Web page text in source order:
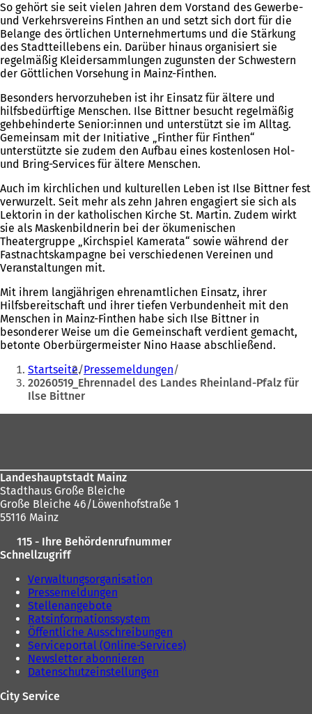
So gehört sie seit vielen Jahren dem Vorstand des Gewerbe-
und Verkehrsvereins Finthen an und setzt sich dort für die
Belange des örtlichen Unternehmertums und die Stärkung
des Stadtteillebens ein. Darüber hinaus organisiert sie
regelmäßig Kleidersammlungen zugunsten der Schwestern
der Göttlichen Vorsehung in Mainz-Finthen.
Besonders hervorzuheben ist ihr Einsatz für ältere und
hilfsbedürftige Menschen. Ilse Bittner besucht regelmäßig
gehbehinderte Senior:innen und unterstützt sie im Alltag.
Gemeinsam mit der Initiative „Finther für Finthen“
unterstützte sie zudem den Aufbau eines kostenlosen Hol-
und Bring-Services für ältere Menschen.
Auch im kirchlichen und kulturellen Leben ist Ilse Bittner fest
verwurzelt. Seit mehr als zehn Jahren engagiert sie sich als
Lektorin in der katholischen Kirche St. Martin. Zudem wirkt
sie als Maskenbildnerin bei der ökumenischen
Theatergruppe „Kirchspiel Kamerata“ sowie während der
Fastnachtskampagne bei verschiedenen Vereinen und
Veranstaltungen mit.
Mit ihrem langjährigen ehrenamtlichen Einsatz, ihrer
Hilfsbereitschaft und ihrer tiefen Verbundenheit mit den
Menschen in Mainz-Finthen habe sich Ilse Bittner in
besonderer Weise um die Gemeinschaft verdient gemacht,
betonte Oberbürgermeister Nino Haase abschließend.
Sie
befinden
sich
hier:
Startseite Pressemeldungen
20260519_Ehrennadel des Landes Rheinland-Pfalz für
Ilse Bittner
Landeshauptstadt Mainz
Stadthaus Große Bleiche
Große Bleiche 46/Löwenhofstraße 1
55116 Mainz
115 - Ihre Behördenrufnummer
Schnellzugriff
Verwaltungsorganisation
Pressemeldungen
Stellenangebote
Ratsinformationssystem
Öffentliche Ausschreibungen
Serviceportal (Online-Services)
Newsletter abonnieren
Datenschutzeinstellungen
City Service